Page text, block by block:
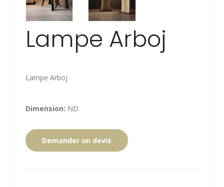
Lampe Arboj
Lampe Arboj
Dimension: ND
Demander un devis